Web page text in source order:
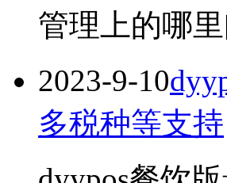
管理上的哪
2023-9-10
多税种等支持